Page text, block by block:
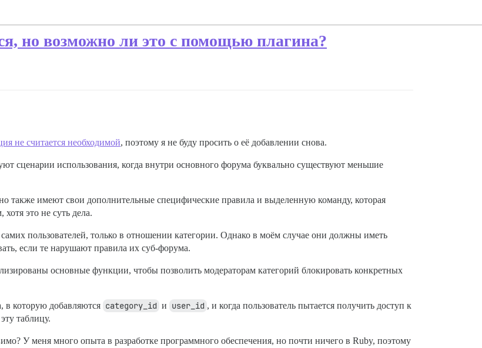
но возможно ли это с помощью плагина?
не считается необходимой, поэтому я не буду просить о её добавлении снова.
сценарии использования, когда внутри основного форума буквально существуют меньшие
также имеют свои дополнительные специфические правила и выделенную команду, которая
это не суть дела.
пользователей, только в отношении категории. Однако в моём случае они должны иметь
если те нарушают правила их суб-форума.
основные функции, чтобы позволить модераторам категорий блокировать конкретных
в которую добавляются category_id и user_id , и когда пользователь пытается получить доступ к
таблицу.
У меня много опыта в разработке программного обеспечения, но почти ничего в Ruby, поэтому